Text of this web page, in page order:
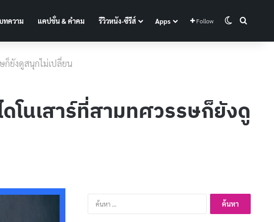
ทความ แคปชั่น & คำคม รีวิวหนัง-ซีรีส์ Apps Follow Switch skin
ก็ยังดูสนุกไม่เปลี่ยน
โนเสาร์ที่สามทศวรรษก็ยังดู
ค้นหา
สำหรับ: